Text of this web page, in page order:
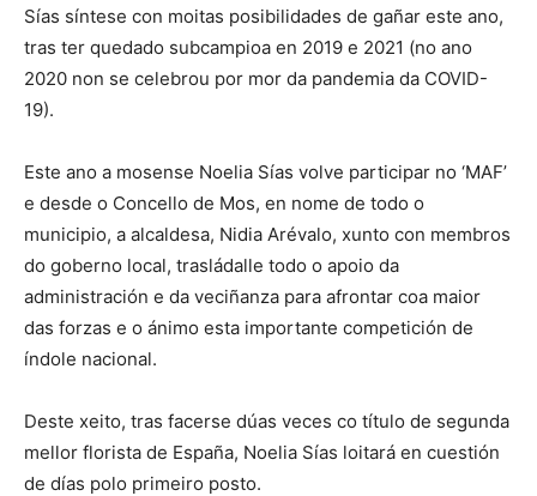
Sías síntese con moitas posibilidades de gañar este ano,
tras ter quedado subcampioa en 2019 e 2021 (no ano
2020 non se celebrou por mor da pandemia da COVID-
19).
Este ano a mosense Noelia Sías volve participar no ‘MAF’
e desde o Concello de Mos, en nome de todo o
municipio, a alcaldesa, Nidia Arévalo, xunto con membros
do goberno local, trasládalle todo o apoio da
administración e da veciñanza para afrontar coa maior
das forzas e o ánimo esta importante competición de
índole nacional.
Deste xeito, tras facerse dúas veces co título de segunda
mellor florista de España, Noelia Sías loitará en cuestión
de días polo primeiro posto.